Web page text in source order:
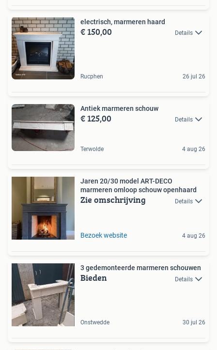
electrisch, marmeren haard
€ 150,00 Details
Rucphen 26 jul 26
Antiek marmeren schouw
€ 125,00 Details
Terwolde 4 aug 26
Jaren 20/30 model ART-DECO
marmeren omloop schouw openhaard
Zie omschrijving Details
Bezoek website 4 aug 26
3 gedemonteerde marmeren schouwen
Bieden Details
Onstwedde 30 jul 26